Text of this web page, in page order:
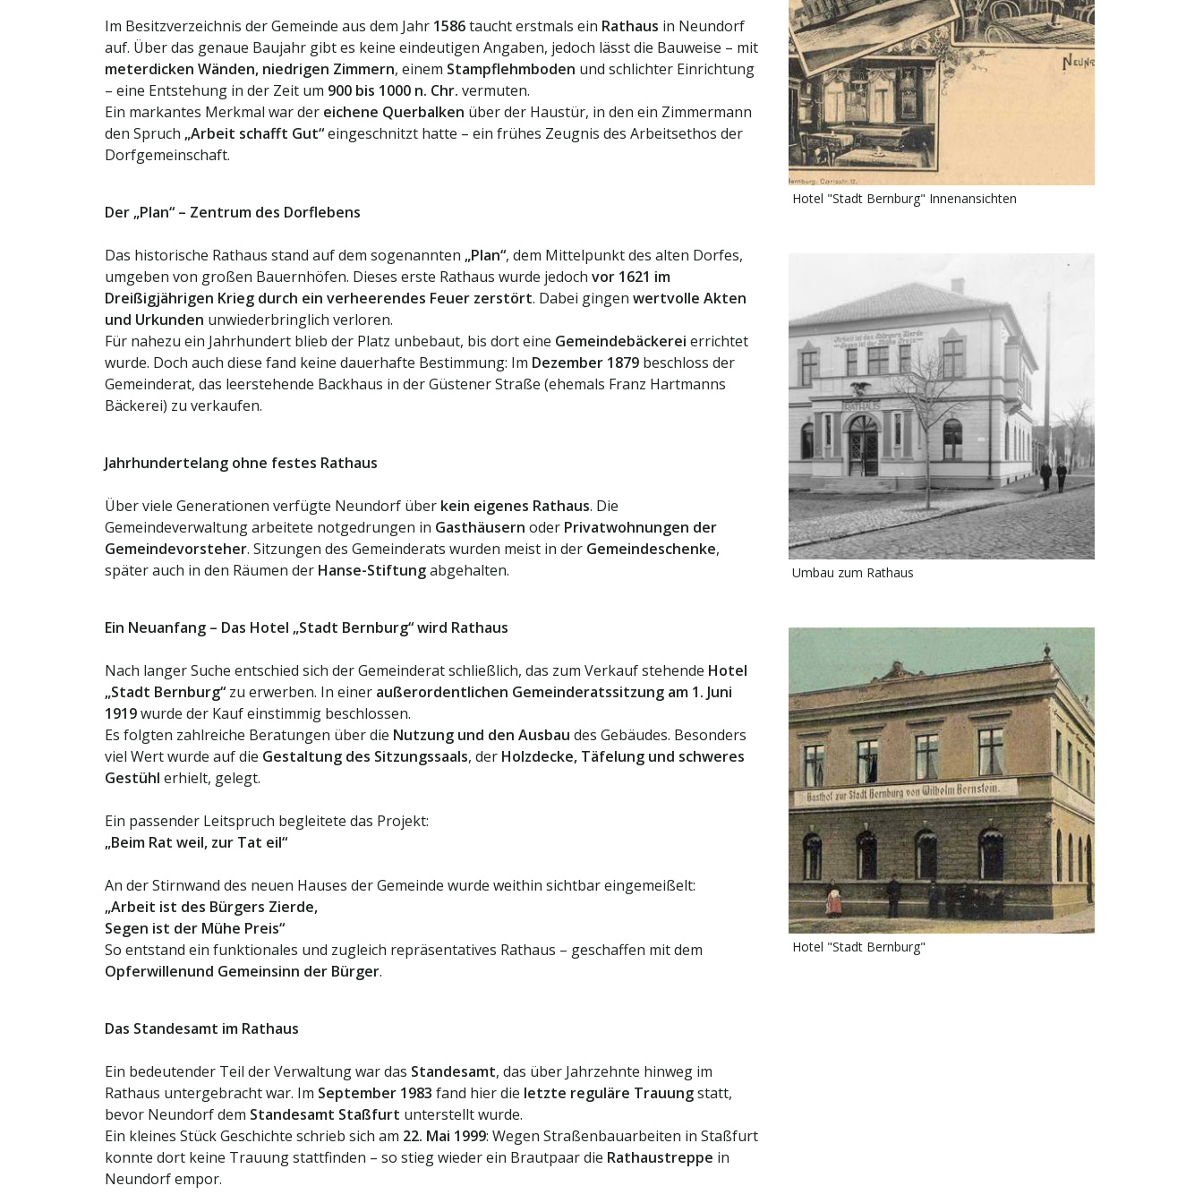
Im Besitzverzeichnis der Gemeinde aus dem Jahr 1586taucht erstmals ein Rathaus in Neundorf
auf. Über das genaue Baujahr gibt es keine eindeutigen Angaben, jedoch lässt die Bauweise – mit
meterdicken Wänden, niedrigen Zimmern, einem Stampflehmboden und schlichter Einrichtung
– eine Entstehung in der Zeit um 900 bis 1000 n. Chr. vermuten.
Ein markantes Merkmal war der eichene Querbalken über der Haustür, in den ein Zimmermann
den Spruch „Arbeit schafft Gut“eingeschnitzt hatte – ein frühes Zeugnis des Arbeitsethos der
Dorfgemeinschaft.
Der „Plan“ – Zentrum des Dorflebens
Das historische Rathaus stand auf dem sogenannten „Plan“, dem Mittelpunkt des alten Dorfes,
umgeben von großen Bauernhöfen. Dieses erste Rathaus wurde jedoch vor 1621 im
Dreißigjährigen Krieg durch ein verheerendes Feuer zerstört. Dabei gingen wertvolle Akten
und Urkunden unwiederbringlich verloren.
Für nahezu ein Jahrhundert blieb der Platz unbebaut, bis dort eine Gemeindebäckerei errichtet
wurde. Doch auch diese fand keine dauerhafte Bestimmung: Im Dezember 1879 beschloss der
Gemeinderat, das leerstehende Backhaus in der Güstener Straße (ehemals Franz Hartmanns
Bäckerei) zu verkaufen.
Jahrhundertelang ohne festes Rathaus
Über viele Generationen verfügte Neundorf über kein eigenes Rathaus. Die
Gemeindeverwaltung arbeitete notgedrungen in Gasthäusern oder Privatwohnungen der
Gemeindevorsteher. Sitzungen des Gemeinderats wurden meist in der Gemeindeschenke,
später auch in den Räumen der Hanse-Stiftungabgehalten.
Ein Neuanfang – Das Hotel „Stadt Bernburg“ wird Rathaus
Nach langer Suche entschied sich der Gemeinderat schließlich, das zum Verkauf stehende Hotel
„Stadt Bernburg“ zu erwerben. In einer außerordentlichen Gemeinderatssitzung am 1. Juni
1919wurde der Kauf einstimmig beschlossen.
Es folgten zahlreiche Beratungen über die Nutzung und den Ausbau des Gebäudes. Besonders
viel Wert wurde auf die Gestaltung des Sitzungssaals, der Holzdecke, Täfelung und schweres
Gestühl erhielt, gelegt.
Ein passender Leitspruch begleitete das Projekt:
„Beim Rat weil, zur Tat eil“
An der Stirnwand des neuen Hauses der Gemeinde wurde weithin sichtbar eingemeißelt:
„Arbeit ist des Bürgers Zierde,
Segen ist der Mühe Preis“
So entstand ein funktionales und zugleich repräsentatives Rathaus – geschaffen mit dem
Opferwillenund Gemeinsinn der Bürger.
Das Standesamt im Rathaus
Ein bedeutender Teil der Verwaltung war das Standesamt, das über Jahrzehnte hinweg im
Rathaus untergebracht war. Im September 1983 fand hier die letzte reguläre Trauungstatt,
bevor Neundorf dem Standesamt Staßfurt unterstellt wurde.
Ein kleines Stück Geschichte schrieb sich am 22. Mai 1999: Wegen Straßenbauarbeiten in Staßfurt
konnte dort keine Trauung stattfinden – so stieg wieder ein Brautpaar die Rathaustreppe in
Neundorf empor.
Hotel "Stadt Bernburg" Innenansichten
Umbau zum Rathaus
Hotel "Stadt Bernburg"